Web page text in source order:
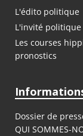
L'édito politique
L'invité politique
Les courses
pronostics
Dossier de
QUI SOMMES-